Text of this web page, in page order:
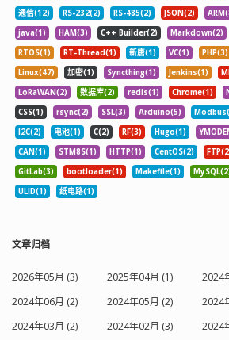
通信(12)
RS-232(2) RS-485(2) JSON(2)
java(1)
HAM(3) C++ Builder(2) Markdown(2)
RTOS(1)
RT-Thread(1) 新唐(1) VC(1) PHP(3)
Linux(47)
加密(1) Syncthing(1) Jenkins(1)
LoRaWAN(2)
数据库(2) redis(1) Chrome(1)
CSS(1)
rsync(2) SSL(3) Arduino(5)
I2C(2)
电池(1) C(2) RF(3) Hugo(1)
CAN(1)
STM8S(1) HTTP(1) CentOS(2)
GitLab(3)
bootloader(1) Makefile(1)
ULID(1)
纸电路(1)
文章归档
2026年05月 (3) 2025年04月 (1)
2024
2024年06月 (2)
2024年05月 (2)
2024
2024年03月 (2)
2024年02月 (3)
2024